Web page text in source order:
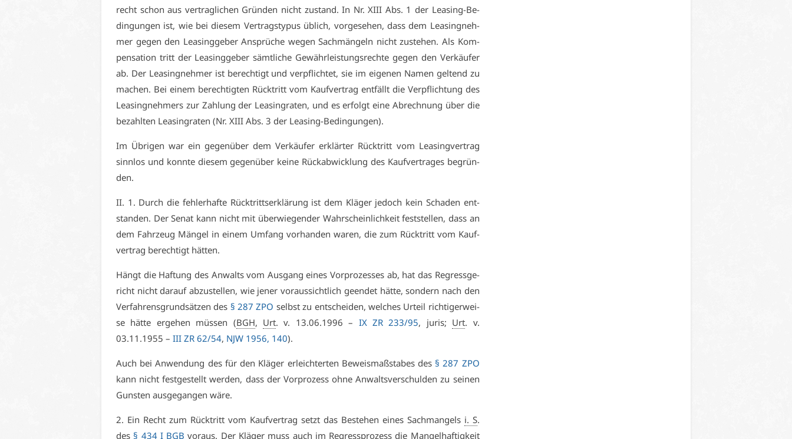
recht schon aus ver­trag­li­chen Grün­den nicht zu­stand. In Nr. XI­II Abs. 1 der Lea­sing-Be­
din­gun­gen ist, wie bei die­sem Ver­trags­ty­pus üb­lich, vor­ge­se­hen, dass dem Lea­sing­neh­
mer ge­gen den Lea­sing­ge­ber An­sprü­che we­gen Sach­män­geln nicht zu­ste­hen. Als Kom­
pen­sa­ti­on tritt der Lea­sing­ge­ber sämt­li­che Ge­währ­leis­tungs­rech­te ge­gen den Ver­käu­fer
ab. Der Lea­sing­neh­mer ist be­rech­tigt und ver­pflich­tet, sie im ei­ge­nen Na­men gel­tend zu
ma­chen. Bei ei­nem be­rech­tig­ten Rück­tritt vom Kauf­ver­trag ent­fällt die Ver­pflich­tung des
Lea­sing­neh­mers zur Zah­lung der Lea­sing­ra­ten, und es er­folgt ei­ne Ab­rech­nung über die
be­zahl­ten Lea­sing­ra­ten (Nr. XI­II Abs. 3 der Lea­sing-Be­din­gun­gen).
Im Üb­ri­gen war ein ge­gen­über dem Ver­käu­fer er­klär­ter Rück­tritt vom Lea­sing­ver­trag
sinn­los und konn­te die­sem ge­gen­über kei­ne Rück­ab­wick­lung des Kauf­ver­tra­ges be­grün­
den.
II. 1. Durch die feh­ler­haf­te Rück­tritts­er­klä­rung ist dem Klä­ger je­doch kein Scha­den ent­
stan­den. Der Se­nat kann nicht mit über­wie­gen­der Wahr­schein­lich­keit fest­stel­len, dass an
dem Fahr­zeug Män­gel in ei­nem Um­fang vor­han­den wa­ren, die zum Rück­tritt vom Kauf­
ver­trag be­rech­tigt hät­ten.
Hängt die Haf­tung des An­walts vom Aus­gang ei­nes Vor­pro­zes­ses ab, hat das Re­gress­ge­
richt nicht dar­auf ab­zu­stel­len, wie je­ner vor­aus­sicht­lich ge­en­det hät­te, son­dern nach den
Ver­fah­rens­grund­sät­zen des § 287 ZPO selbst zu ent­schei­den, wel­ches Ur­teil rich­ti­ger­wei­
se hät­te er­ge­hen müs­sen (BGH, Urt. v. 13.06.1996 – IX ZR 233/95, ju­ris; Urt. v.
03.11.1955 – III ZR 62/54, NJW 1956, 140).
Auch bei An­wen­dung des für den Klä­ger er­leich­ter­ten Be­weis­maß­sta­bes des § 287 ZPO
kann nicht fest­ge­stellt wer­den, dass der Vor­pro­zess oh­ne An­walts­ver­schul­den zu sei­nen
Guns­ten aus­ge­gan­gen wä­re.
2. Ein Recht zum Rück­tritt vom Kauf­ver­trag setzt das Be­ste­hen ei­nes Sach­man­gels i. S.
des § 434 I BGB vor­aus. Der Klä­ger muss auch im Re­gress­pro­zess die Man­gel­haf­tig­keit